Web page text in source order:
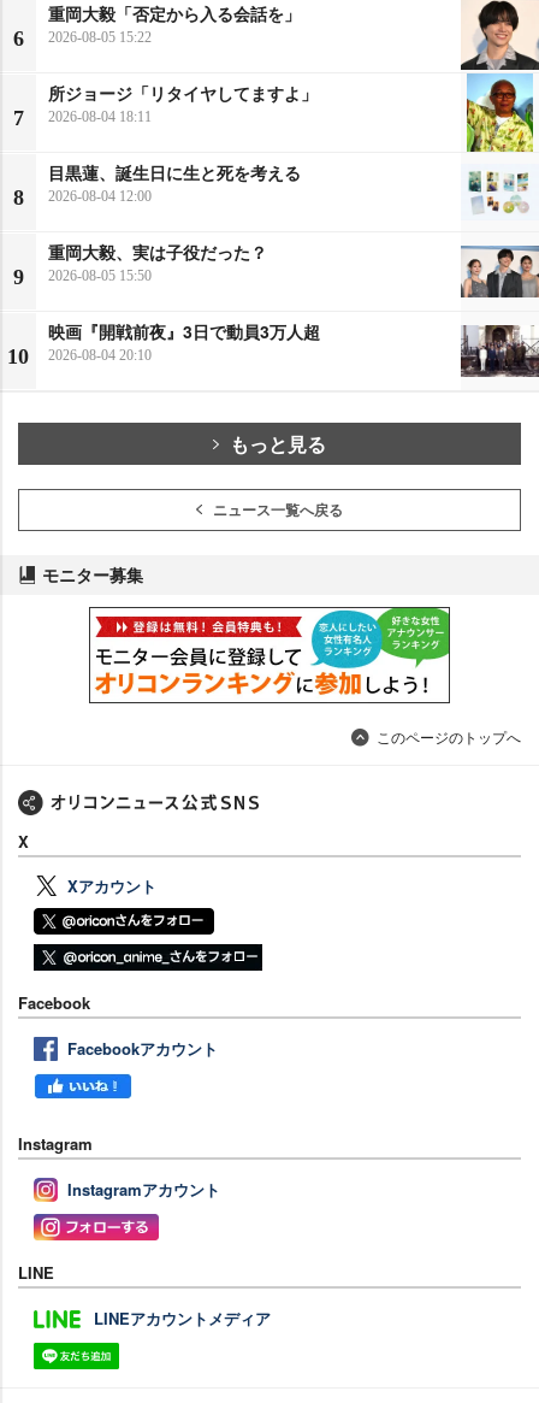
6
重岡大毅「否定から入る会話を」
2026-08-05 15:22
7
所ジョージ「リタイヤしてますよ」
2026-08-04 18:11
8
目黒蓮、誕生日に生と死を考える
2026-08-04 12:00
9
重岡大毅、実は子役だった？
2026-08-05 15:50
10
映画『開戦前夜』3日で動員3万人超
2026-08-04 20:10
もっと見る
ニュース一覧へ戻る
モニター募集
このページのトップへ
X
Xアカウント
Facebook
Facebookアカウント
Instagram
Instagramアカウント
LINE
LINEアカウントメディア